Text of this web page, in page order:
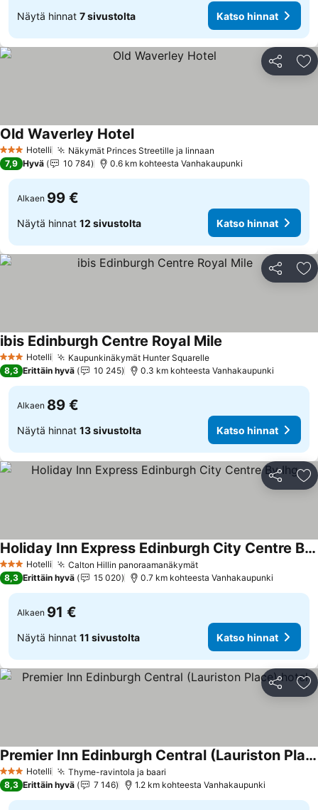
Näytä hinnat 7 sivustolta Katso hinnat
Jaa
3 Tähtiluokitus
Hotelli Näkymät Princes Streetille ja linnaan
Old Waverley Hotel
7,9 Hyvä 10 784 0.6 km kohteesta Vanhakaupunki
Alkaen 99 €
Näytä hinnat 12 sivustolta Katso hinnat
Jaa
3 Tähtiluokitus
Hotelli Kaupunkinäkymät Hunter Squarelle
ibis Edinburgh Centre Royal Mile
8,3 Erittäin hyvä 10 245 0.3 km kohteesta Vanhakaupunki
Alkaen 89 €
Näytä hinnat 13 sivustolta Katso hinnat
Jaa
3 Tähtiluokitus
Hotelli Calton Hillin panoraamanäkymät
Holiday Inn Express Edinburgh City Centre By Ihg
8,3 Erittäin hyvä 15 020 0.7 km kohteesta Vanhakaupunki
Alkaen 91 €
Näytä hinnat 11 sivustolta Katso hinnat
Jaa
3 Tähtiluokitus
Hotelli Thyme-ravintola ja baari
Premier Inn Edinburgh Central (Lauriston Place) hotel
8,3 Erittäin hyvä 7 146 1.2 km kohteesta Vanhakaupunki